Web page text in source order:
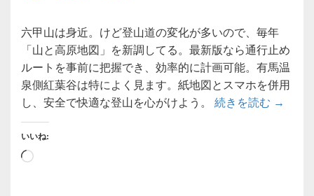
六甲山は身近。けど登山道の変化が多いので、毎年
「山と高原地図」を新調してる。最新版なら通行止め
ルートを事前に把握でき、効率的に計画可能。有馬温
泉側紅葉谷は特によく見ます。紙地図とスマホを併用
し、安全で快適な登山を心がけよう。 続きを読む 【地図
→
いいね:
読